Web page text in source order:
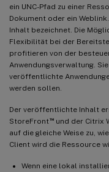
ein UNC-Pfad zu einer
Dokument oder ein
Inhalt bezeichnet. Die
Flexibilität bei der
profitieren von der
Anwendungsverwaltung.
veröffentlichte
werden sollen.
Der veröffentlichte Inhalt
StoreFront™und der Citrix
auf die gleiche Weise zu,
Client wird die Ressource
Wenn eine lokal